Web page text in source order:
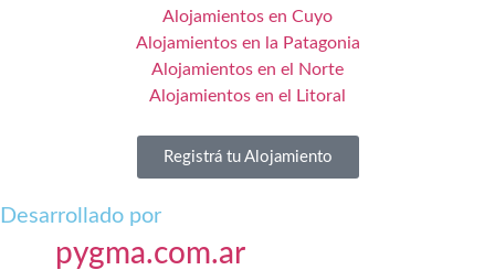
Alojamientos en Cuyo
Alojamientos en la Patagonia
Alojamientos en el Norte
Alojamientos en el Litoral
Registrá tu Alojamiento
Desarrollado por
pygma.com.ar